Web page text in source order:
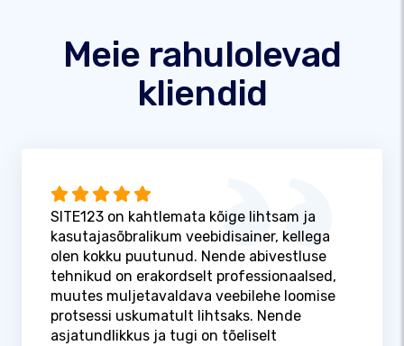
Meie rahulolevad
kliendid
SITE123 on kahtlemata kõige lihtsam ja
kasutajasõbralikum veebidisainer, kellega
olen kokku puutunud. Nende abivestluse
tehnikud on erakordselt professionaalsed,
muutes muljetavaldava veebilehe loomise
protsessi uskumatult lihtsaks. Nende
asjatundlikkus ja tugi on tõeliselt